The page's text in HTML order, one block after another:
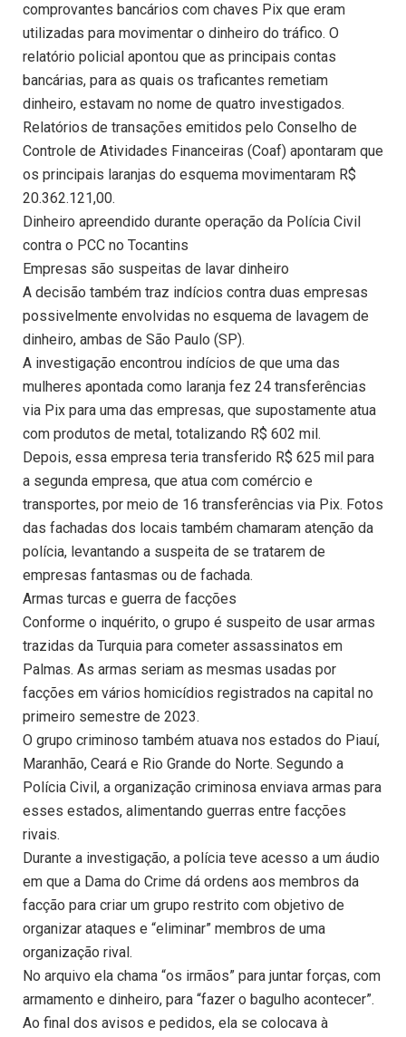
comprovantes bancários com chaves Pix que eram
utilizadas para movimentar o dinheiro do tráfico. O
relatório policial apontou que as principais contas
bancárias, para as quais os traficantes remetiam
dinheiro, estavam no nome de quatro investigados.
Relatórios de transações emitidos pelo Conselho de
Controle de Atividades Financeiras (Coaf) apontaram que
os principais laranjas do esquema movimentaram R$
20.362.121,00.
Dinheiro apreendido durante operação da Polícia Civil
contra o PCC no Tocantins
Empresas são suspeitas de lavar dinheiro
A decisão também traz indícios contra duas empresas
possivelmente envolvidas no esquema de lavagem de
dinheiro, ambas de São Paulo (SP).
A investigação encontrou indícios de que uma das
mulheres apontada como laranja fez 24 transferências
via Pix para uma das empresas, que supostamente atua
com produtos de metal, totalizando R$ 602 mil.
Depois, essa empresa teria transferido R$ 625 mil para
a segunda empresa, que atua com comércio e
transportes, por meio de 16 transferências via Pix. Fotos
das fachadas dos locais também chamaram atenção da
polícia, levantando a suspeita de se tratarem de
empresas fantasmas ou de fachada.
Armas turcas e guerra de facções
Conforme o inquérito, o grupo é suspeito de usar armas
trazidas da Turquia para cometer assassinatos em
Palmas. As armas seriam as mesmas usadas por
facções em vários homicídios registrados na capital no
primeiro semestre de 2023.
O grupo criminoso também atuava nos estados do Piauí,
Maranhão, Ceará e Rio Grande do Norte. Segundo a
Polícia Civil, a organização criminosa enviava armas para
esses estados, alimentando guerras entre facções
rivais.
Durante a investigação, a polícia teve acesso a um áudio
em que a Dama do Crime dá ordens aos membros da
facção para criar um grupo restrito com objetivo de
organizar ataques e “eliminar” membros de uma
organização rival.
No arquivo ela chama “os irmãos” para juntar forças, com
armamento e dinheiro, para “fazer o bagulho acontecer”.
Ao final dos avisos e pedidos, ela se colocava à